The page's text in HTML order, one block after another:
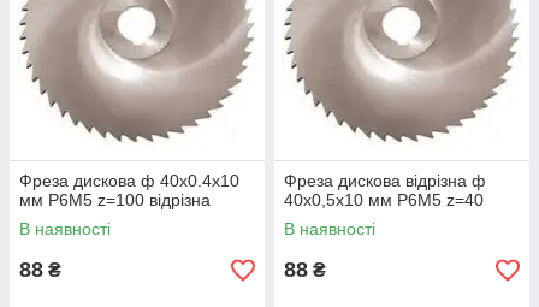
Фреза дискова ф 40х0.4х10
мм Р6М5 z=100 відрізна
В наявності
88 ₴
Фреза дискова відрізна ф
40х0,5х10 мм Р6М5 z=40
В наявності
88 ₴